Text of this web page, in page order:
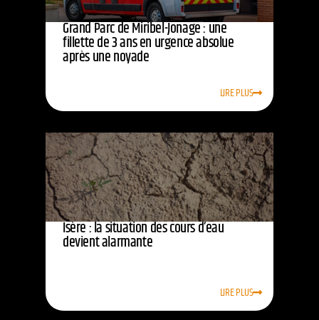
Grand Parc de Miribel-Jonage : une
fillette de 3 ans en urgence absolue
après une noyade
LIRE PLUS
Isère : la situation des cours d’eau
devient alarmante
LIRE PLUS